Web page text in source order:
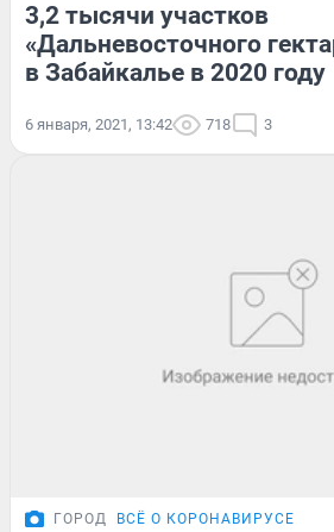
3,2 тысячи участков
«Дальневосточного
в Забайкалье в 2020 году
6 января, 2021, 13:42 718 3
ГОРОД ВСЁ О КОРОНАВИРУСЕ